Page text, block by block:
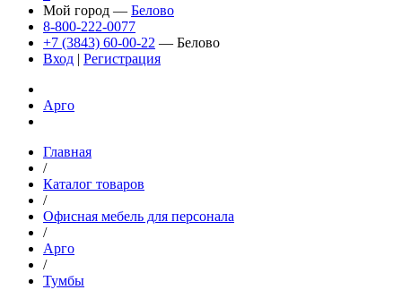
Мой город — Белово
8-800-222-0077
+7 (3843) 60-00-22 — Белово
Вход | Регистрация
Арго
Главная
/
Каталог товаров
/
Офисная мебель для персонала
/
Арго
/
Тумбы